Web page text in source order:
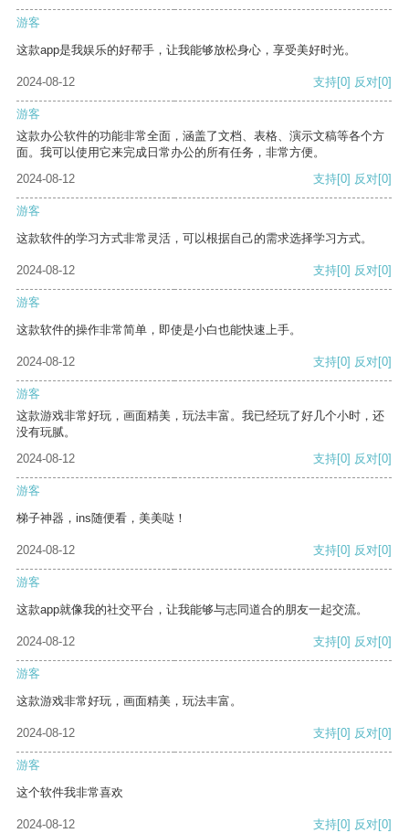
游客
这款app是我娱乐的好帮手，让我能够放松身心，享受美好时光。
2024-08-12 支持[0] 反对[0]
游客
这款办公软件的功能非常全面，涵盖了文档、表格、演示文稿等各个方
面。我可以使用它来完成日常办公的所有任务，非常方便。
2024-08-12
支持[0] 反对[0]
游客
这款软件的学习方式非常灵活，可以根据自己的需求选择学习方式。
2024-08-12 支持[0] 反对[0]
游客
这款软件的操作非常简单，即使是小白也能快速上手。
2024-08-12 支持[0] 反对[0]
游客
这款游戏非常好玩，画面精美，玩法丰富。我已经玩了好几个小时，还
没有玩腻。
2024-08-12
支持[0] 反对[0]
游客
梯子神器，ins随便看，美美哒！
2024-08-12 支持[0] 反对[0]
游客
这款app就像我的社交平台，让我能够与志同道合的朋友一起交流。
2024-08-12 支持[0] 反对[0]
游客
这款游戏非常好玩，画面精美，玩法丰富。
2024-08-12 支持[0] 反对[0]
游客
这个软件我非常喜欢
2024-08-12 支持[0] 反对[0]